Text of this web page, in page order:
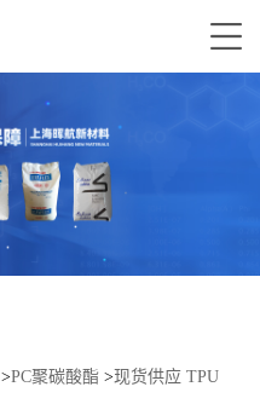
>PC聚碳酸酯 >现货供应 TPU